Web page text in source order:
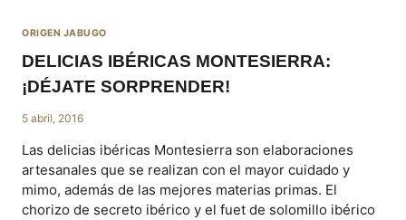
ORIGEN JABUGO
DELICIAS IBÉRICAS MONTESIERRA:
¡DÉJATE SORPRENDER!
5 abril, 2016
Las delicias ibéricas Montesierra son elaboraciones
artesanales que se realizan con el mayor cuidado y
mimo, además de las mejores materias primas. El
chorizo de secreto ibérico y el fuet de solomillo ibérico